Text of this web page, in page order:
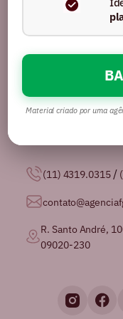
Somos uma
melhores
(11) 4319.0315 /
R. Santo André,
09020-230
Material criado por uma